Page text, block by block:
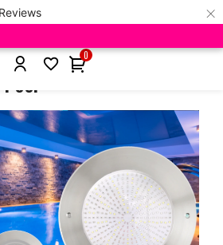
Reviews ×

0
con estilo con las